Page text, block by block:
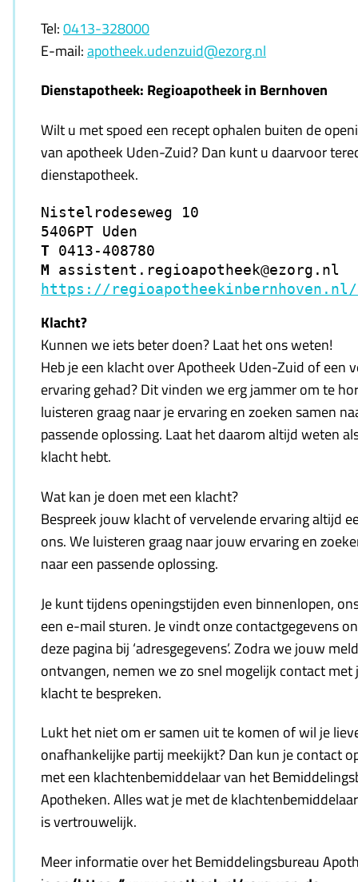
Tel:0413-328000
E-mail:apotheek.udenzuid@ezorg.nl
Dienstapotheek: Regioapotheek in Bernhoven
Wilt u met spoed een recept ophalen buiten de
van apotheek Uden-Zuid? Dan kunt u daarvoor
dienstapotheek.
Nistelrodeseweg 10
T
M
https://
Klacht?
Kunnen we iets beter doen? Laat het ons weten!
Heb je een klacht over Apotheek Uden-Zuid of een
ervaring gehad? Dit vinden we erg jammer om te
luisteren graag naar je ervaring en zoeken samen
passende oplossing. Laat het daarom altijd weten
klacht hebt.
Wat kan je doen met een klacht?
Bespreek jouw klacht of vervelende ervaring altijd
ons. We luisteren graag naar jouw ervaring en
naar een passende oplossing.
Je kunt tijdens openingstijden even binnenlopen,
een e-mail sturen. Je vindt onze contactgegevens
deze pagina bij ‘adresgegevens’. Zodra we jouw
ontvangen, nemen we zo snel mogelijk contact met
klacht te bespreken.
Lukt het niet om er samen uit te komen of wil je
onafhankelijke partij meekijkt? Dan kun je contact
met een klachtenbemiddelaar van het
Apotheken. Alles wat je met de
is vertrouwelijk.
Meer informatie over het Bemiddelingsbureau